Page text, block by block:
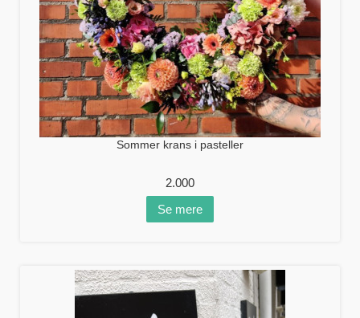
Sommer krans i pasteller
2.000
Se mere